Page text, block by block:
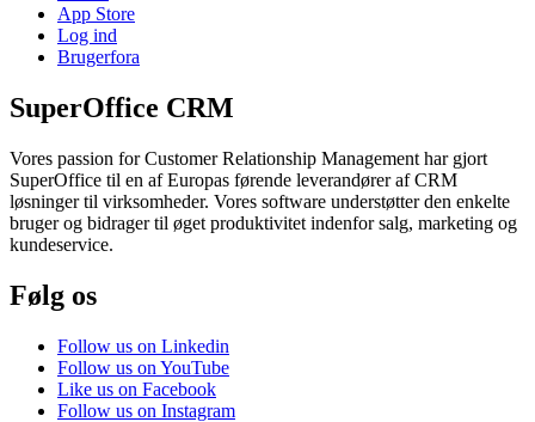
App Store
Log ind
Brugerfora
SuperOffice CRM
Vores passion for Customer Relationship Management har gjort
SuperOffice til en af Europas førende leverandører af CRM
løsninger til virksomheder. Vores software understøtter den enkelte
bruger og bidrager til øget produktivitet indenfor salg, marketing og
kundeservice.
Følg os
Follow us on Linkedin
Follow us on YouTube
Like us on Facebook
Follow us on Instagram